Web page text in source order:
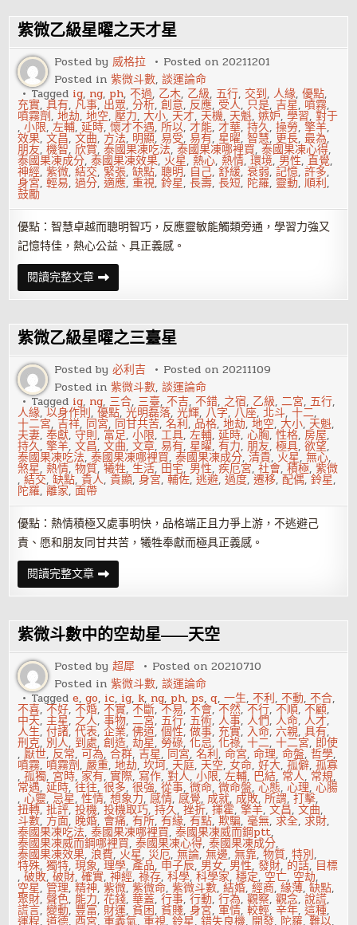
守
十
二
宮
——
田
宅
宮
紫微乙級星曜之天才星
Posted by威格拉 Posted on20211201
Posted in紫微斗數,談運論命
Tagged ig, ng, ph,不過, 乙木, 乙級,五行, 交到,人緣,優點,
充實,具有,凡事,出眾,分析,創意, 反應, 受人, 只是,吉星, 噴霧,
噴霧劑,地劫,地空,壓力,大小, 天才, 天機, 天魁,嫉妒,學習,對于
,小限,左輔,延時,懷才不遇,所以,才能,才華,持久,操勞,擎羊,
效果,文昌,文曲, 方法, 明顯,易受,易有, 星曜,智慧, 更長,最為,
朋友,機智,欣賞,泰國果凍吃法,泰國果凍哪裡買,泰國果凍心得,
泰國果凍成分,泰國果凍效果, 火星,熱心,熱情,環境, 男性,直覺,
神經,紫微,結交, 緊張,缺點,聰明, 自己,舒緩,衰弱,記憶,許多,
身宮,輕易,過分,適應,重視,鈴星,長壽,長短, 陀羅, 靈動,順利,
鼓勵
優點：智慧卓越而聰明智巧，反應靈敏能觸類旁通，學習力強又
記憶特佳，熱心公益、具正義感。
閱讀完整文章紫
微
乙
星
曜
之
天
才
星
紫微乙級星曜之三臺星
Posted by必利吉 Posted on20211109
Posted in紫微斗數,談運論命
Tagged ig, ng, 三合, 三臺,不吉,不錯, 之宿, 乙級,二宮,五行,
人緣,以身作則,優點,光明磊落,光輝, 八字, 八座,北斗,十二,
十二宮,吉祥, 同宮, 同甘共苦,名利, 品格,地劫,地空,大小, 天魁,
夫妻,奉獻,守則, 富足,小限,工具,左輔,延時,心胸,性格,房屋,
持久,擎羊,文昌,文曲,文章,易有, 星曜,有力,朋友,極具,欲望,
泰國果凍吃法,泰國果凍哪裡買,泰國果凍成分,清貴, 火星,無心,
煞星,熱情,物質,犧牲,生活, 田宅, 男性,疾厄宮,社會,積極,紫微
,結交,缺點,貴人,貴顯,身宮,輔佐,逃避,過度,遷移,配偶,鈴星,
陀羅,離家,面帶
優點：熱情積極又處事明快，品格端正且力爭上游，不逃避己
責、愿和朋友同甘共苦，犧牲奉獻而極具正義感。
閱讀完整文章紫
微
乙
星
曜
之
三
臺
星
紫微斗數中的空劫星——天空
Posted by超犀 Posted on20210710
Posted in紫微斗數,談運論命
Taggede,go, ic, ig, k, ng, ph, ps,q,一生,不利,不動,不合,
不喜,不好,不婚,不實,不斷,不易,不會,不然,不行,不順,不顧,
中天,主星, 之人,事物,二宮,五行,五術,人事,人們,人命,人才,
人生,付諸,代表,企業,佛道,個性,做事, 充實, 入命,六親,具有,
刑克, 別人, 到處,創造,劫星, 勞碌,化忌,化祿,十二,十二宮, 即使
,厭世, 反常,可為,合群,吉星, 同宮,名利,命宮,命理,命盤,哲學,
噴霧, 噴霧劑,嚴重,地劫,坎坷, 天庭, 天空,女命,好大,孤僻,孤寡
,孤獨, 宮時, 家有,實際,寫作,對人,小限,左輔, 巴結, 常人, 常規,
常遇,延時,往往,很多,很強,從事,微命,微命盤,心態,心理,心腸
,心靈, 忌星,性情,想象力,感情,感覺, 成就, 成敗,所謂,打擊,
扭轉,批評,投機,投機取巧,持久,挫折,揮霍,擎羊,文昌,文曲,
斗數, 方面, 晚婚, 會痛,有所,有緣,有點,欺騙,毫無,求全,求財,
泰國果凍吃法,泰國果凍哪裡買,泰國果凍威而鋼ptt,
泰國果凍威而鋼哪裡買,泰國果凍心得,泰國果凍成分,
泰國果凍效果,浪費, 火星, 災厄,無論,無邊,無靠,物質,特別,
特殊,獨特,現象,理學,產品, 申子辰, 男女, 男性,發財, 的話, 目標
,破敗,破財,確實,神經,祿存,科學,科學家,穩定, 空亡, 空劫,
空星,管理,精神,紫微,紫微命,紫微斗數,結婚,經商,緣薄,缺點,
聚財,聲色, 能力,花錢,華蓋,行事,行動,行為,觀察,觀念,說謊,
謊言,變動, 豐富, 財運,貧困,貧賤,身宮,軍情,較輕,辛年,這種,
運程,道德,酉宮,重義氣,重視,鈴星,錯失良機, 開發, 陀羅,難以,